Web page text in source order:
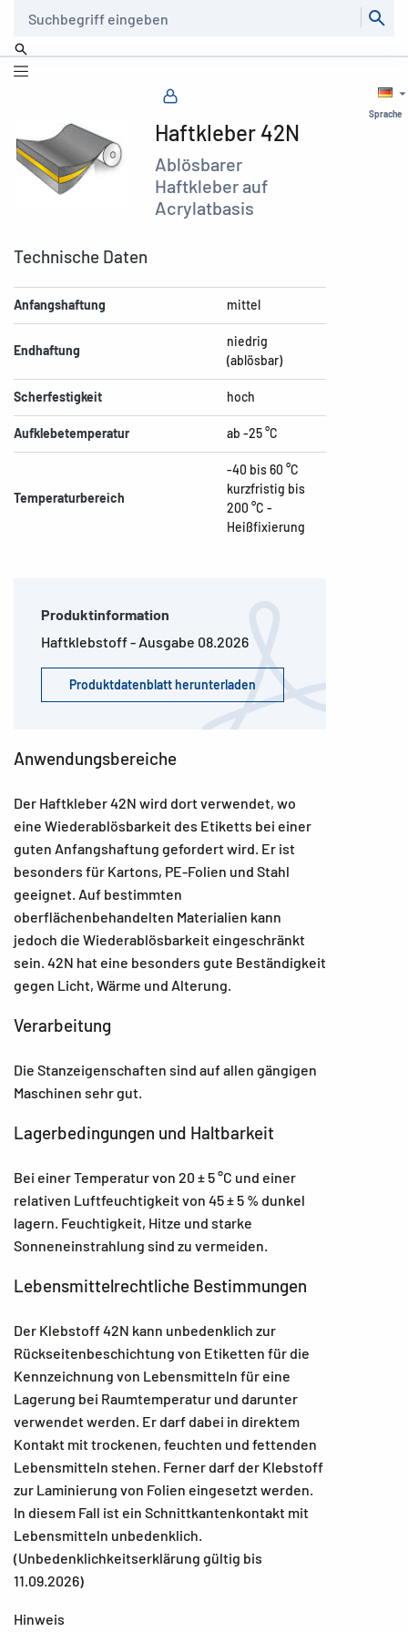
Sprache
Haftkleber 42N
Ablösbarer
Haftkleber auf
Acrylatbasis
Technische Daten
Anfangshaftung mittel
Endhaftung
niedrig
(ablösbar)
Scherfestigkeit hoch
Aufklebetemperatur ab -25 °C
Temperaturbereich
-40 bis 60 °C
kurzfristig bis
200 °C -
Heißfixierung
Produktinformation
Haftklebstoff - Ausgabe 08.2026
Produktdatenblatt herunterladen
Anwendungsbereiche
Der Haftkleber 42N wird dort verwendet, wo
eine Wiederablösbarkeit des Etiketts bei einer
guten Anfangshaftung gefordert wird. Er ist
besonders für Kartons, PE-Folien und Stahl
geeignet. Auf bestimmten
oberflächenbehandelten Materialien kann
jedoch die Wiederablösbarkeit eingeschränkt
sein. 42N hat eine besonders gute Beständigkeit
gegen Licht, Wärme und Alterung.
Verarbeitung
Die Stanzeigenschaften sind auf allen gängigen
Maschinen sehr gut.
Lagerbedingungen und Haltbarkeit
Bei einer Temperatur von 20 ± 5 °C und einer
relativen Luftfeuchtigkeit von 45 ± 5 % dunkel
lagern. Feuchtigkeit, Hitze und starke
Sonneneinstrahlung sind zu vermeiden.
Lebensmittelrechtliche Bestimmungen
Der Klebstoff 42N kann unbedenklich zur
Rückseitenbeschichtung von Etiketten für die
Kennzeichnung von Lebensmitteln für eine
Lagerung bei Raumtemperatur und darunter
verwendet werden. Er darf dabei in direktem
Kontakt mit trockenen, feuchten und fettenden
Lebensmitteln stehen. Ferner darf der Klebstoff
zur Laminierung von Folien eingesetzt werden.
In diesem Fall ist ein Schnittkantenkontakt mit
Lebensmitteln unbedenklich.
(Unbedenklichkeitserklärung gültig bis
11.09.2026)
Hinweis